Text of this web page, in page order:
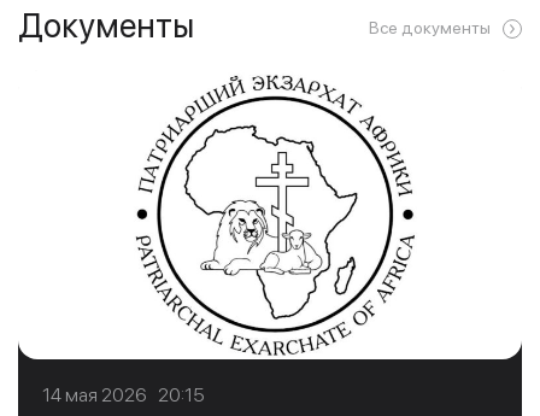
Документы Все документы
14 мая 2026 20:15